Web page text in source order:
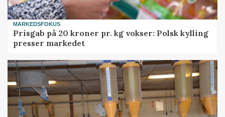
MARKEDSFOKUS
Prisgab på 20 kroner pr. kg vokser: Polsk kylling
presser markedet